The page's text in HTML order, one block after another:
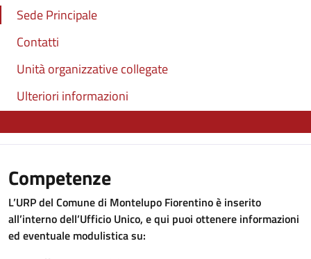
Sede Principale
Contatti
Unità organizzative collegate
Ulteriori informazioni
Competenze
L’URP del Comune di Montelupo Fiorentino è inserito
all’interno dell’Ufficio Unico, e qui puoi ottenere informazioni
ed eventuale modulistica su: